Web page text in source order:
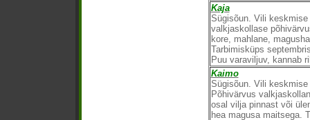
Kaja
Sügisõun. Vili
valkjaskollase
kore, mahlane,
Tarbimisküps
Puu varaviljuv, kannab
Kaimo
Sügisõun. Vili
Põhivärvus
osal vilja pinnast või
hea magusa maitsega.